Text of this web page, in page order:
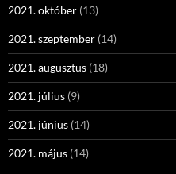
2021. október (13)
2021. szeptember (14)
2021. augusztus (18)
2021. július (9)
2021. június (14)
2021. május (14)